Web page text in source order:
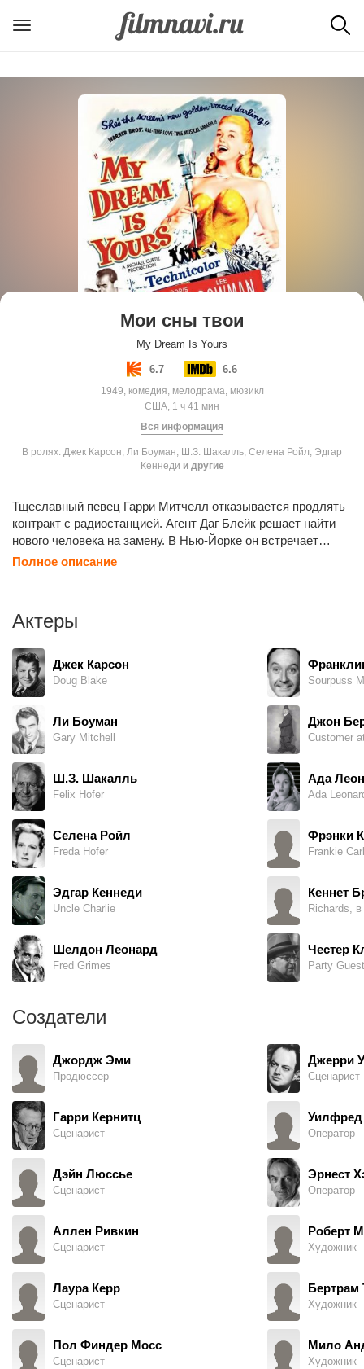
Мои сны твои
My Dream Is Yours
6.7 6.6
1949, комедия, мелодрама, мюзикл
США, 1 ч 41 мин
Вся информация
В ролях: Джек Карсон, Ли Боуман, Ш.З. Шакалль, Селена Ройл, Эдгар
Кеннеди и другие
Тщеславный певец Гарри Митчелл отказывается продлять
контракт с радиостанцией. Агент Даг Блейк решает найти
нового человека на замену. В Нью-Йорке он встречает
Марту Гибсон — мать-одиночку с удивительным голосом.
больше они работают вместе, тем больше Даг влюбляется
Полное описание
Актеры
Джек Карсон
Doug Blake
Ли Боуман
Gary Mitchell
Ш.З. Шакалль
Felix Hofer
Селена Ройл
Freda Hofer
Эдгар Кеннеди
Uncle Charlie
Шелдон Леонард
Fred Grimes
Sourpuss
Джон
Customer
Ада
Ada
Фрэнки
Кеннет
Richards, в
Честер
Party
Создатели
Джордж Эми
Продюссер
Гарри Кернитц
Сценарист
Дэйн Люссье
Сценарист
Аллен Ривкин
Сценарист
Лаура Керр
Сценарист
Пол Финдер Мосс
Сценарист
Джерри
Сценарист
Оператор
Эрнест
Оператор
Роберт
Художник
Бертрам
Художник
Мило
Художник